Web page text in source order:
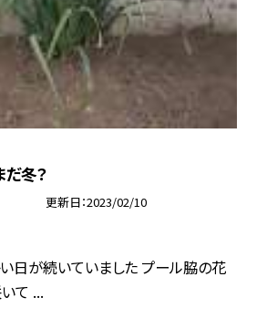
冬？
更新日 2023/02/10
日が続いていました プール脇の花
て ...